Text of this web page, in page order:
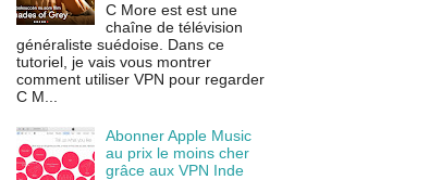
C More est est une
chaîne de télévision
généraliste suédoise. Dans ce
tutoriel, je vais vous montrer
comment utiliser VPN pour regarder
C M...
Abonner Apple Music
au prix le moins cher
grâce aux VPN Inde